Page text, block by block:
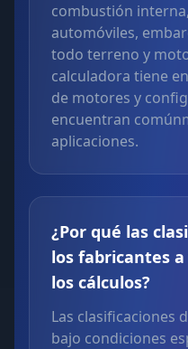
combustión
automóviles,
todo terreno y
calculadora tiene
de motores y
encuentran
aplicaciones.
¿Por qué las
los fabricantes
los cálculos?
Las clasificaciones
bajo condiciones